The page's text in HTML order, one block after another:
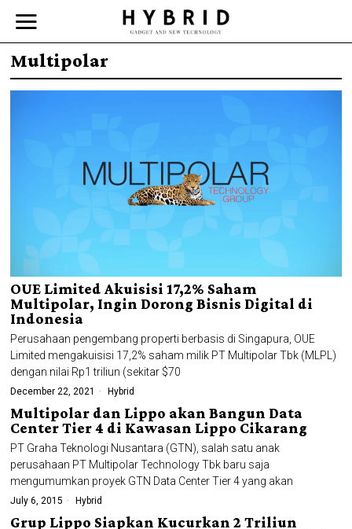
Multipolar
OUE Limited Akuisisi 17,2% Saham
Multipolar, Ingin Dorong Bisnis Digital di
Indonesia
Perusahaan pengembang properti berbasis di Singapura, OUE
Limited mengakuisisi 17,2% saham milik PT Multipolar Tbk (MLPL)
dengan nilai Rp1 triliun (sekitar $70
December 22, 2021 Hybrid
Multipolar dan Lippo akan Bangun Data
Center Tier 4 di Kawasan Lippo Cikarang
PT Graha Teknologi Nusantara (GTN), salah satu anak
perusahaan PT Multipolar Technology Tbk baru saja
mengumumkan proyek GTN Data Center Tier 4 yang akan
July 6, 2015 Hybrid
Grup Lippo Siapkan Kucurkan 2 Triliun